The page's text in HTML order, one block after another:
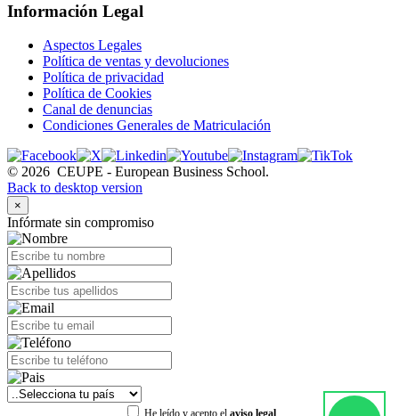
Información Legal
Aspectos Legales
Política de ventas y devoluciones
Política de privacidad
Política de Cookies
Canal de denuncias
Condiciones Generales de Matriculación
© 2026 CEUPE - European Business School.
Back to desktop version
×
Infórmate sin compromiso